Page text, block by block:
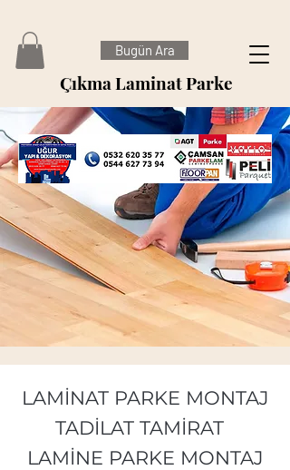
Bugün Ara
Çıkma Laminat Parke
LAMİNAT PARKE MONTAJ
TADİLAT TAMİRAT
LAMİNE PARKE MONTAJ